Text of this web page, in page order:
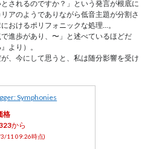
されるのですか？」という発言が根底に
アのようでありながら低音主題が分割さ
おけるポリフォニックな処理…。
進歩があり、〜」と述べているほどだ
』より）。
、今にして思うと、私は随分影響を受け
Symphonies
格
から
11 09:26時点)